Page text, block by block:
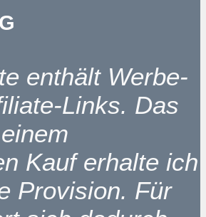
enthält Werbe-
Links. Das
Kauf erhalte ich
Provision. Für